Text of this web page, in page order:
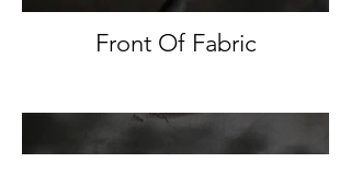
Front Of Fabric